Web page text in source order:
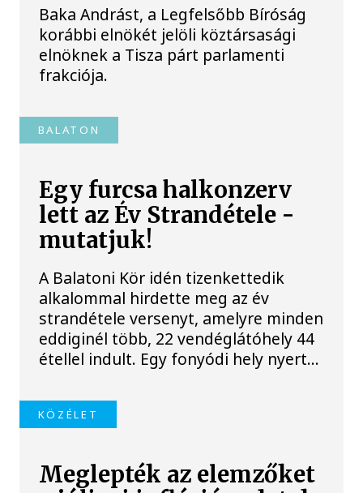
Baka Andrást, a Legfelsőbb Bíróság
korábbi elnökét jelöli köztársasági
elnöknek a Tisza párt parlamenti
frakciója.
BALATON
Egy furcsa halkonzerv
lett az Év Strandétele -
mutatjuk!
A Balatoni Kör idén tizenkettedik
alkalommal hirdette meg az év
strandétele versenyt, amelyre minden
eddiginél több, 22 vendéglátóhely 44
étellel indult. Egy fonyódi hely nyert...
KÖZÉLET
Meglepték az elemzőket